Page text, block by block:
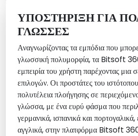
ΥΠΟΣΤΉΡΙΞΗ ΓΙΑ
ΓΛΏΣΣΕΣ
Αναγνωρίζοντας τα εμπόδια που
γλωσσική πολυμορφία, τα Bitsoft
εμπειρία του χρήστη παρέχοντας μια
επιλογών. Οι προστάτες του
πολυτέλεια πλοήγησης σε
γλώσσα, με ένα ευρύ φάσμα που
γερμανικά, ισπανικά και
αγγλικά, στην πλατφόρμα Bitsoft